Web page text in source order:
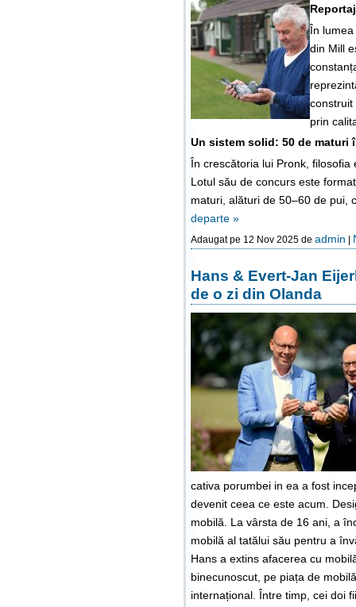
Reportaj
În
din Mill
construit
prin
Un sistem solid: 50 de maturi
În crescătoria lui Pronk, filosofia
Lotul său de concurs este
maturi, alături de 50–60 de pui,
departe »
Adaugat pe 12 Nov 2025 de admin |
Hans & Evert-Jan
de o zi din Olanda
cativa porumbei in ea a fost
devenit ceea ce este acum.
mobilă. La vârsta de 16 ani, a
mobilă al tatălui său pentru a
Hans a extins afacerea cu
binecunoscut, pe piața de
internațional. Între timp, cei doi